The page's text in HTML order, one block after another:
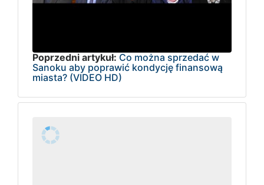
Poprzedni artykuł: Co można sprzedać w
Sanoku aby poprawić kondycję finansową
miasta? (VIDEO HD)